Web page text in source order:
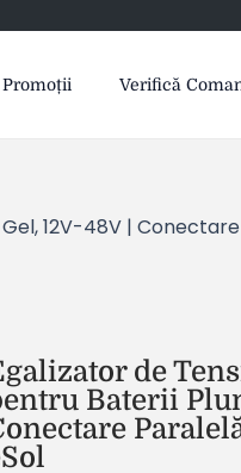
Verifică
12V-48V |
de
Baterii